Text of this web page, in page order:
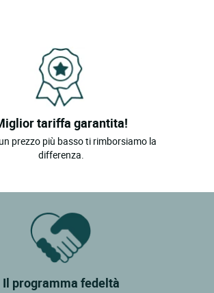
tariffa garantita!
prezzo più basso ti rimborsiamo la
differenza.
Il programma fedeltà